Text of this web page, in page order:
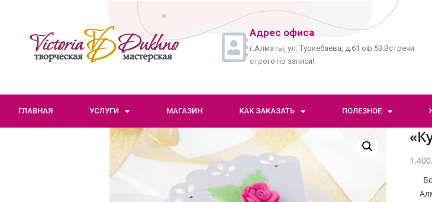
Адрес офиса
г.Алматы, ул. Туркебаева, д.61 оф.53 Встречи
строго по записи!
ГЛАВНАЯ УСЛУГИ МАГАЗИН КАК ЗАКАЗАТЬ ПОЛЕЗНОЕ